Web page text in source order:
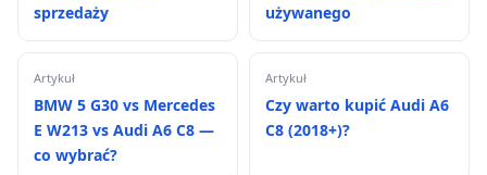
sprzedaży
używanego
Artykuł
BMW 5 G30 vs Mercedes
E W213 vs Audi A6 C8 —
co wybrać?
Artykuł
Czy warto kupić Audi A6
C8 (2018+)?